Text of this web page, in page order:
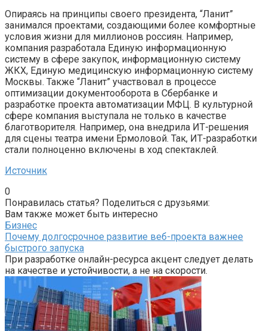
Опираясь на принципы своего президента, “Ланит”
занимался проектами, создающими более комфортные
условия жизни для миллионов россиян. Например,
компания разработала Единую информационную
систему в сфере закупок, информационную систему
ЖКХ, Единую медицинскую информационную систему
Москвы. Также “Ланит” участвовал в процессе
оптимизации документооборота в Сбербанке и
разработке проекта автоматизации МФЦ. В культурной
сфере компания выступала не только в качестве
благотворителя. Например, она внедрила ИТ-решения
для сцены театра имени Ермоловой. Так, ИТ-разработки
стали полноценно включены в ход спектаклей.
Источник
0
Понравилась статья? Поделиться с друзьями:
Вам также может быть интересно
Бизнес
Почему долгосрочное развитие веб-проекта важнее
быстрого запуска
При разработке онлайн-ресурса акцент следует делать
на качестве и устойчивости, а не на скорости.